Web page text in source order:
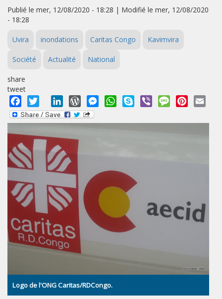
Publié le mer, 12/08/2020 - 18:28 | Modifié le mer, 12/08/2020
- 18:28
Uvira inondations Caritas Congo Kavimvira
Société Actualité National
share
tweet
Facebook
Twitter LinkedInWordPressMessengerWhatsApp
Skype Viber MessagePinterest
Logo de l'ONG Caritas/RDCongo.